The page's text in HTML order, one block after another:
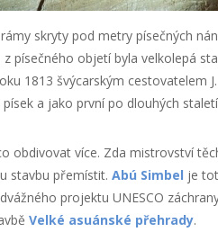
skryty pod metry písečných
písečného objetí byla velkolepá
1813 švýcarským cestovatelem
a jako první po dlouhých
obdivovat více. Zda mistrovství
stavbu přemístit. Abú Simbel je
projektu UNESCO
Velké asuánské přehrady.